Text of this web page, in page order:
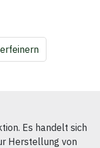
Es handelt sich
Herstellung von